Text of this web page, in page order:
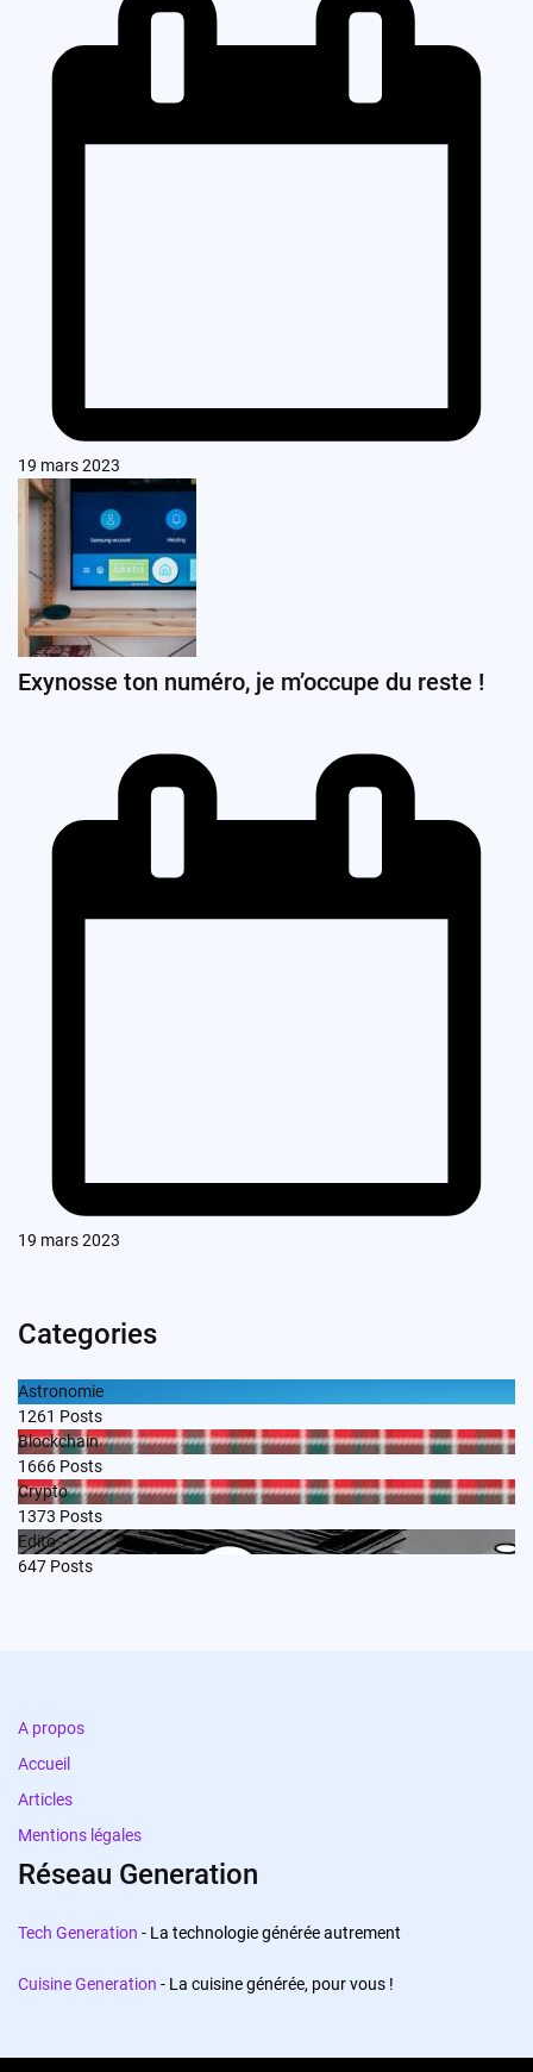
19 mars 2023
Exynosse ton numéro, je m’occupe du reste !
19 mars 2023
Categories
Astronomie
1261 Posts
Blockchain
1666 Posts
Crypto
1373 Posts
Edito
647 Posts
A propos
Accueil
Articles
Mentions légales
Réseau Generation
Tech Generation - La technologie générée autrement
Cuisine Generation - La cuisine générée, pour vous !